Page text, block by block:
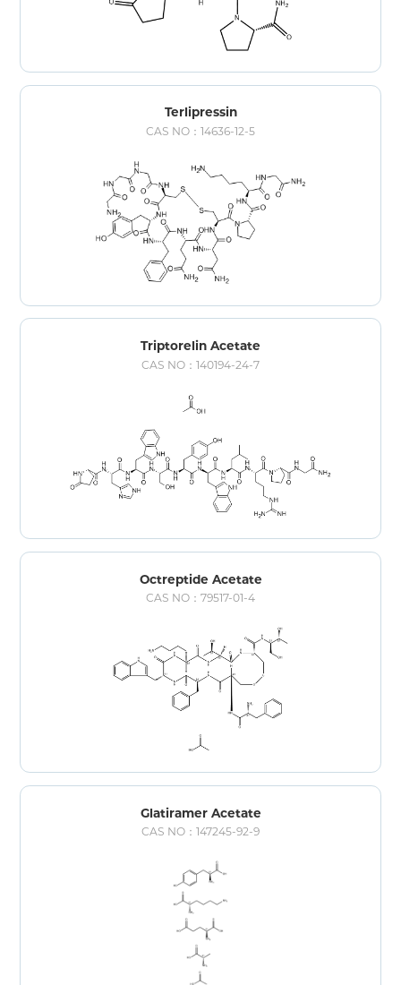
Terlipressin
CAS NO：14636-12-5
Triptorelin Acetate
CAS NO：140194-24-7
Octreptide Acetate
CAS NO：79517-01-4
Glatiramer Acetate
CAS NO：147245-92-9